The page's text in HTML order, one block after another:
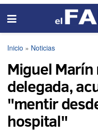
Inicio » Noticias
Miguel Marín
delegada,
"mentir
hospital"